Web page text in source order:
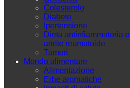
Colesterolo
Diabete
Ipertensione
Dieta antinfiammatoria e
artrite reumatoide
Tumori
Mondo alimentare
Alimentazione
Erbe aromatiche